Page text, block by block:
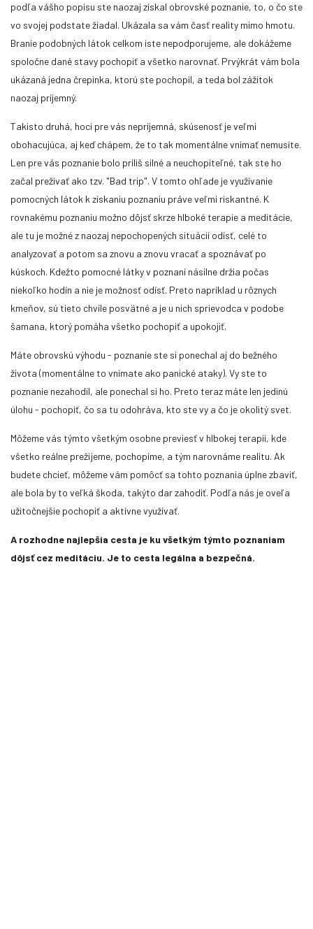
podľa vášho popisu ste naozaj získal obrovské poznanie, to, o čo ste
vo svojej podstate žiadal. Ukázala sa vám časť reality mimo hmotu.
Branie podobných látok celkom iste nepodporujeme, ale dokážeme
spoločne dané stavy pochopiť a všetko narovnať. Prvýkrát vám bola
ukázaná jedna črepinka, ktorú ste pochopil, a teda bol zážitok
naozaj príjemný.
Takisto druhá, hoci pre vás nepríjemná, skúsenosť je veľmi
obohacujúca, aj keď chápem, že to tak momentálne vnímať nemusíte.
Len pre vás poznanie bolo príliš silné a neuchopiteľné, tak ste ho
začal prežívať ako tzv. "Bad trip". V tomto ohľade je využívanie
pomocných látok k získaniu poznaniu práve veľmi riskantné. K
rovnakému poznaniu možno dôjsť skrze hlboké terapie a meditácie,
ale tu je možné z naozaj nepochopených situácií odísť, celé to
analyzovať a potom sa znovu a znovu vracať a spoznávať po
kúskoch. Kdežto pomocné látky v poznaní násilne držia počas
niekoľko hodín a nie je možnosť odísť. Preto napríklad u rôznych
kmeňov, sú tieto chvíle posvätné a je u nich sprievodca v podobe
šamana, ktorý pomáha všetko pochopiť a upokojiť.
Máte obrovskú výhodu - poznanie ste si ponechal aj do bežného
života (momentálne to vnímate ako panické ataky). Vy ste to
poznanie nezahodil, ale ponechal si ho. Preto teraz máte len jedinú
úlohu - pochopiť, čo sa tu odohráva, kto ste vy a čo je okolitý svet.
Môžeme vás týmto všetkým osobne previesť v hlbokej terapii, kde
všetko reálne prežijeme, pochopíme, a tým narovnáme realitu. Ak
budete chcieť, môžeme vám pomôcť sa tohto poznania úplne zbaviť,
ale bola by to veľká škoda, takýto dar zahodiť. Podľa nás je oveľa
užitočnejšie pochopiť a aktívne využívať.
A rozhodne najlepšia cesta je ku všetkým týmto poznaniam
dôjsť cez meditáciu. Je to cesta legálna a bezpečná.
váš osobný zážitok, vaša reálna skúsenosť, len to vo vás zanechá
výraznú stopu.
Samovoľné opustenie tela - splnený sen či
nočná mora?
Mnoho z návštevníkov našich stránok túži po astrálnom cestovaní.
Čo sa však môže stať, ak na to nie sme dostatočne pripravení?